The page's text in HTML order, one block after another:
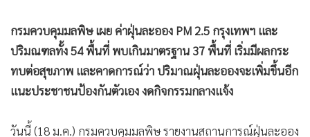
• ชุมชน-คุณภาพชีวิต
• อาชญากรรม
• Motoring
• เกม
กรมควบคุมมลพิษ เผย ค่าฝุ่นละออง PM 2.5 กรุงเทพฯ และ
ปริมณฑลทั้ง 54 พื้นที่ พบเกินมาตรฐาน 37 พื้นที่ เริ่มมีผลกระ
ทบต่อสุขภาพ และคาดการณ์ว่า ปริมาณฝุ่นละอองจะเพิ่มขึ้นอีก
แนะประชาชนป้องกันตัวเอง งดกิจกรรมกลางแจ้ง
วันนี้ (18 ม.ค.) กรมควบคุมมลพิษ รายงานสถานการณ์ฝุ่นละออง